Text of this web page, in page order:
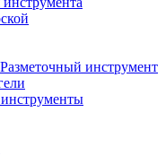
инструмент